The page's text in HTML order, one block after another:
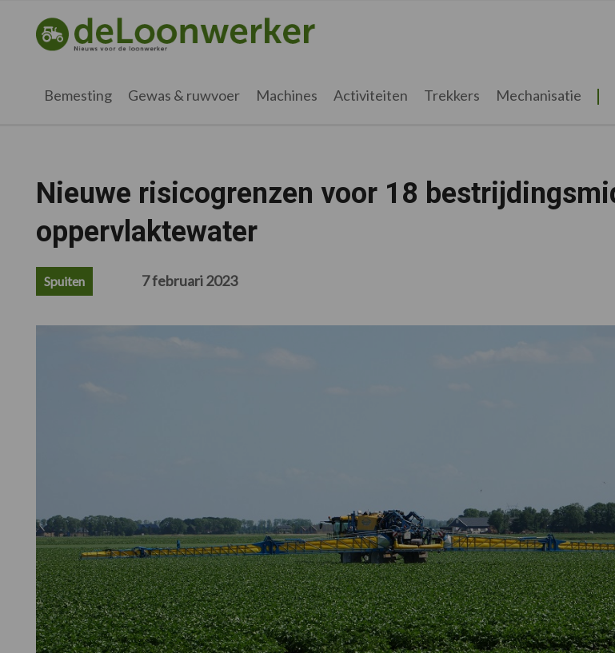
hoofdnavigatie
hoofd
eerste
voettekst
deloonwerker.nl
Bemesting Gewas & ruwvoer Machines Activiteiten Trekkers Mechanisatie
Nieuwe risicogrenzen voor 18
oppervlaktewater
Spuiten 7 februari 2023